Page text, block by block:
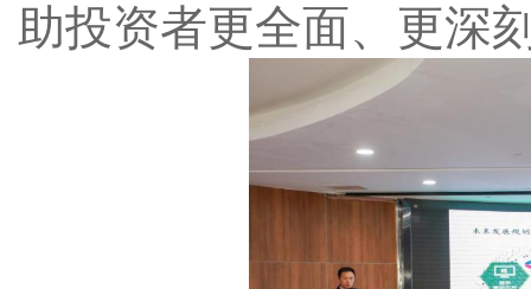
助投资者更全面、更深